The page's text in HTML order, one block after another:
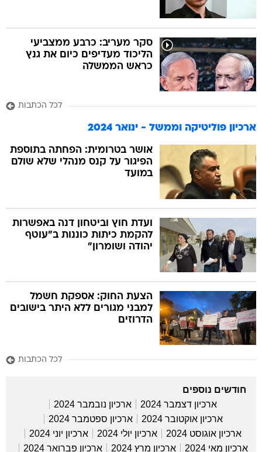
סקר מעריב: כרבע ממצביעי
הליכוד מעדיפים כיום את גנץ
כראש הממשלה
לכל הכתבות
ארכיון פוליטיקה וממשל - ינואר 2024
אושר בטרומית: הפחתה בתוספת
הפיגור על קנס מנהלי שלא שולם
במועד
ועדת חוץ וביטחון דנה באפשרות
להקמת כיתות כוננות ב"עוטף
יהודה ושומרון"
הצעת החוק: אספקת חשמל
למבני מגורים ללא היתר בישובים
הדרוזים
לכל הכתבות
חודשים נוספים
ארכיון דצמבר 2024
ארכיון נובמבר 2024
ארכיון אוקטובר 2024
ארכיון ספטמבר 2024
ארכיון אוגוסט 2024
ארכיון יולי 2024
ארכיון יוני 2024
ארכיון מאי 2024
ארכיון מרץ 2024
ארכיון פברואר 2024